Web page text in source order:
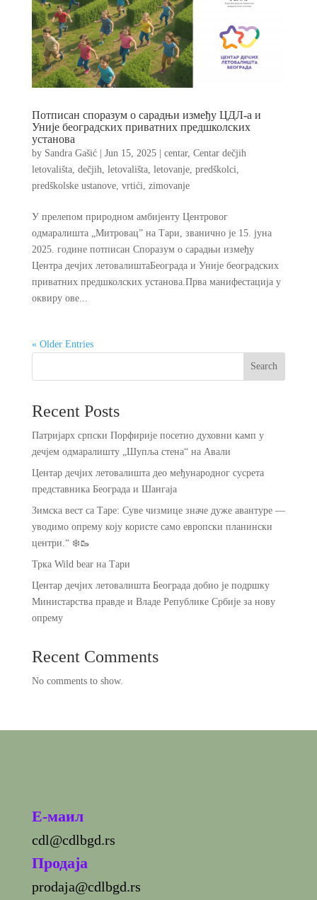
Потписан споразум о сарадњи између ЦДЛ-а и
Уније београдских приватних предшколских
установа
by Sandra Gašić| Jun 15, 2025| centar, Centar dečjih
letovališta, dečjih, letovališta, letovanje, predškolci,
predškolske ustanove, vrtići, zimovanje
У прелепом природном амбијенту Центровог
одмаралишта „Митровац” на Тари, званично je 15. јуна
2025. године потписан Споразум о сарадњи између
Центра дечјих летовалиштаБеограда и Уније београдских
приватних предшколских установа.Прва манифестација у
оквиру ове...
« Older Entries
Search
Recent Posts
Патријарх српски Порфирије посетио духовни камп у
дечјем одмаралишту „Шупља стена“ на Авали
Центар дечјих летовалишта део међународног сусрета
представника Београда и Шангаја
Зимска вест са Таре: Суве чизмице значе дуже авантуре —
уводимо опрему коју користе само европски планински
центри.“ ❄️🥾
Трка Wild bear на Тари
Центар дечјих летовалишта Београда добио је подршку
Министарства правде и Владе Републике Србије за нову
опрему
Recent Comments
No comments to show.
E-маил
cdl@cdlbgd.rs
Продаја
prodaja@cdlbgd.rs